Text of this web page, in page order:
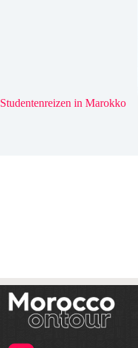
Studentenreizen in Marokko